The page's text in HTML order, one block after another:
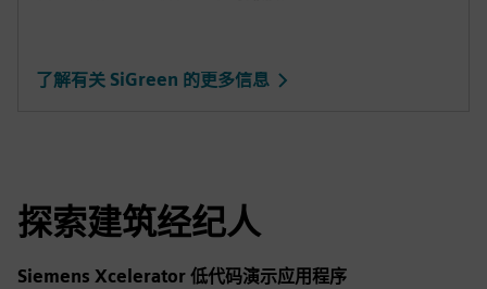
了解有关 SiGreen 的更多信息
探索建筑经纪人
Siemens Xcelerator 低代码演示应用程序